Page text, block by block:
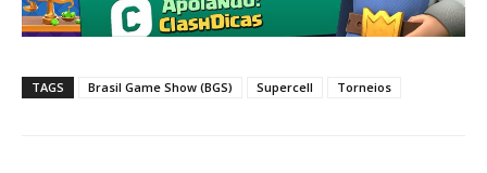
TAGS Brasil Game Show (BGS) Supercell Torneios